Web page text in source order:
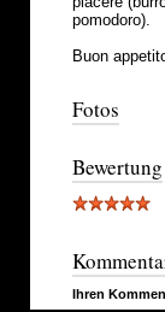
pomodoro).
Buon
Fotos
Bewertung
Ihren